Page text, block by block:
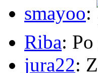
smayoo:
Riba:
jura22: